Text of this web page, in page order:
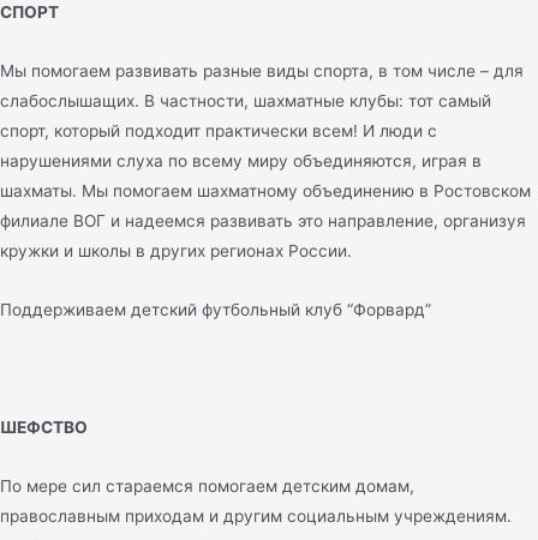
СПОРТ
Мы помогаем развивать разные виды спорта, в том числе – для
слабослышащих. В частности, шахматные клубы: тот самый
спорт, который подходит практически всем! И люди с
нарушениями слуха по всему миру объединяются, играя в
шахматы. Мы помогаем шахматному объединению в Ростовском
филиале ВОГ и надеемся развивать это направление, организуя
кружки и школы в других регионах России.
Поддерживаем детский футбольный клуб “Форвард”
ШЕФСТВО
По мере сил стараемся помогаем детским домам,
православным приходам и другим социальным учреждениям.